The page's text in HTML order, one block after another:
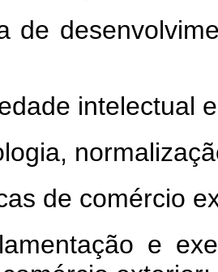
de
intelectual
de comércio
e